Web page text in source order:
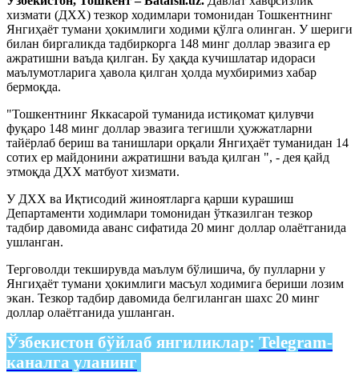
хизмати (ДХХ) тезкор ходимлари томонидан Тошкентнинг
Янгиҳаёт тумани ҳокимлиги ходими қўлга олинган. У шериги
билан биргаликда тадбиркорга 148 минг доллар эвазига ер
ажратишни ваъда қилган. Бу ҳақда кучишлатар идораси
маълумотларига ҳавола қилган ҳолда мухбиримиз хабар
бермоқда.
"Тошкентнинг Яккасарой туманида истиқомат қилувчи
фуқаро 148 минг доллар эвазига тегишли ҳужжатларни
тайёрлаб бериш ва танишлари орқали Янгиҳаёт туманидан 14
сотих ер майдонини ажратишни ваъда қилган ", - дея қайд
этмоқда ДХХ матбуот хизмати.
У ДХХ ва Иқтисодий жиноятларга қарши курашиш
Департаменти ходимлари томонидан ўтказилган тезкор
тадбир давомида аванс сифатида 20 минг доллар олаётганида
ушланган.
Терговолди текширувда маълум бўлишича, бу пулларни у
Янгиҳаёт тумани ҳокимлиги масъул ходимига бериши лозим
экан. Тезкор тадбир давомида белгиланган шахс 20 минг
доллар олаётганида ушланган.
Ўзбекистон бўйлаб янгиликлар: Telegram-
каналга уланинг